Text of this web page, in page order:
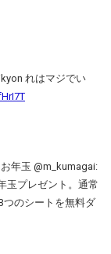
れはマジでい
年玉 @m_kumagai:
玉プレゼント。通常
つのシートを無料ダ